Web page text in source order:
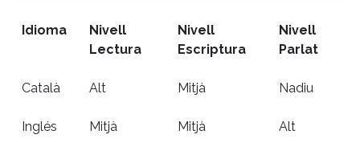
Idioma
Nivell
Lectura
Nivell
Escriptura
Nivell
Parlat
Català Alt Mitjà Nadiu
Inglés Mitjà Mitjà Alt